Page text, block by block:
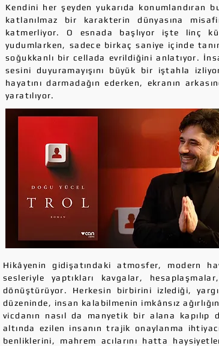
Kendini her şeyden yukarıda konumlandıran
katlanılmaz bir karakterin dünyasına
katmerliyor. O esnada başlıyor işte linç
yudumlarken, sadece birkaç saniye içinde
soğukkanlı bir cellada evrildiğini anlatıyor.
sesini duyuramayışını büyük bir iştahla
hayatını darmadağın ederken, ekranın
yaratılıyor.
Hikâyenin gidişatındaki atmosfer, modern
sesleriyle yaptıkları kavgalar,
dönüştürüyor. Herkesin birbirini izlediği,
düzeninde, insan kalabilmenin imkânsız
vicdanın nasıl da manyetik bir alana kapılıp
altında ezilen insanın trajik onaylanma
benliklerini, mahrem acılarını hatta